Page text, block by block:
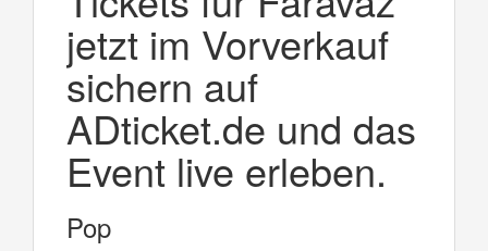
jetzt im Vorverkauf
sichern auf
ADticket.de und das
Event live erleben.
Pop